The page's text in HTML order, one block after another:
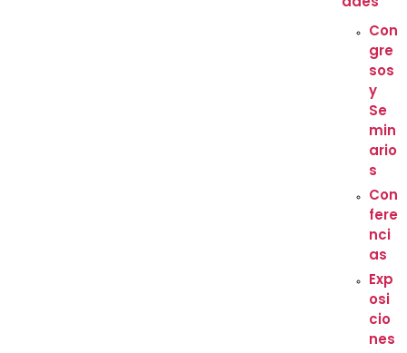
Con
gre
sos
y
Se
min
ario
s
Con
fere
nci
as
Exp
osi
cio
nes